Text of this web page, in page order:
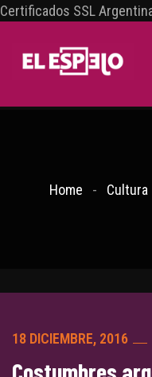
Certificados SSL
Home Cultura
18 DICIEMBRE, 2016